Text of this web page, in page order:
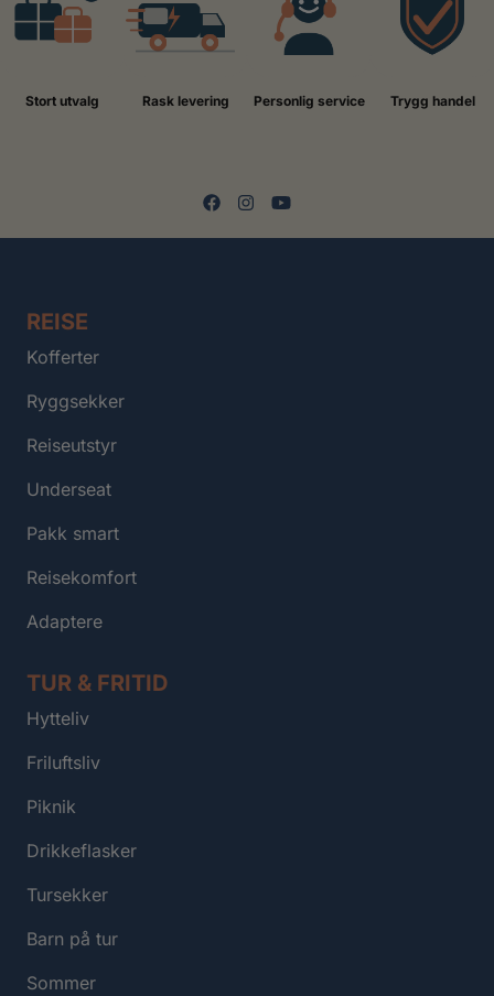
Stort utvalg Rask levering Personlig service Trygg handel
REISE
Kofferter
Ryggsekker
Reiseutstyr
Underseat
Pakk smart
Reisekomfort
Adaptere
TUR & FRITID
Hytteliv
Friluftsliv
Piknik
Drikkeflasker
Tursekker
Barn på tur
Sommer